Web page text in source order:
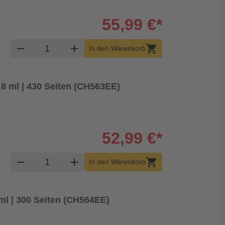
55,99 €*
remove Produkt Warenkorb Menge
add In den Warenkorbshopping_cart
ml | 430 Seiten (CH563EE)
52,99 €*
remove Produkt Warenkorb Menge
add In den Warenkorbshopping_cart
| 300 Seiten (CH564EE)